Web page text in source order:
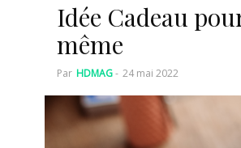
Idée Cadeau
même
Par HDMAG- 24 mai 2022